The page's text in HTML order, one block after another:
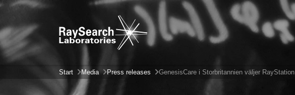
Start Media Press releases GenesisCare i Storbritannien väljer RayStation